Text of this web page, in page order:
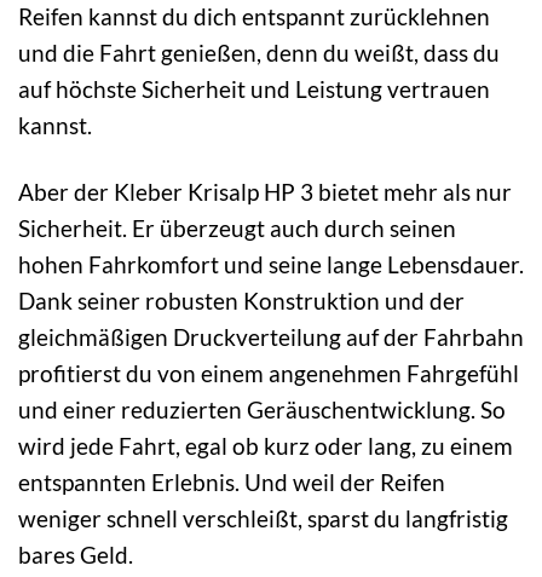
Reifen kannst du dich entspannt zurücklehnen
und die Fahrt genießen, denn du weißt, dass du
auf höchste Sicherheit und Leistung vertrauen
kannst.
Aber der Kleber Krisalp HP 3 bietet mehr als nur
Sicherheit. Er überzeugt auch durch seinen
hohen Fahrkomfort und seine lange Lebensdauer.
Dank seiner robusten Konstruktion und der
gleichmäßigen Druckverteilung auf der Fahrbahn
profitierst du von einem angenehmen Fahrgefühl
und einer reduzierten Geräuschentwicklung. So
wird jede Fahrt, egal ob kurz oder lang, zu einem
entspannten Erlebnis. Und weil der Reifen
weniger schnell verschleißt, sparst du langfristig
bares Geld.